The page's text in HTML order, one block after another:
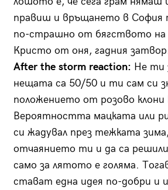
правиш и връщането в София
по-страшно от бягството
Кристо от оня, гадния
After the storm reaction: Не ти
нещата са 50/50 и ти сам си
положението от розово клони
Вероятността мацката или
си жадувал през тежката
отчаянието ти и да са
само за лятото е голяма.
стават една идея по-добри и